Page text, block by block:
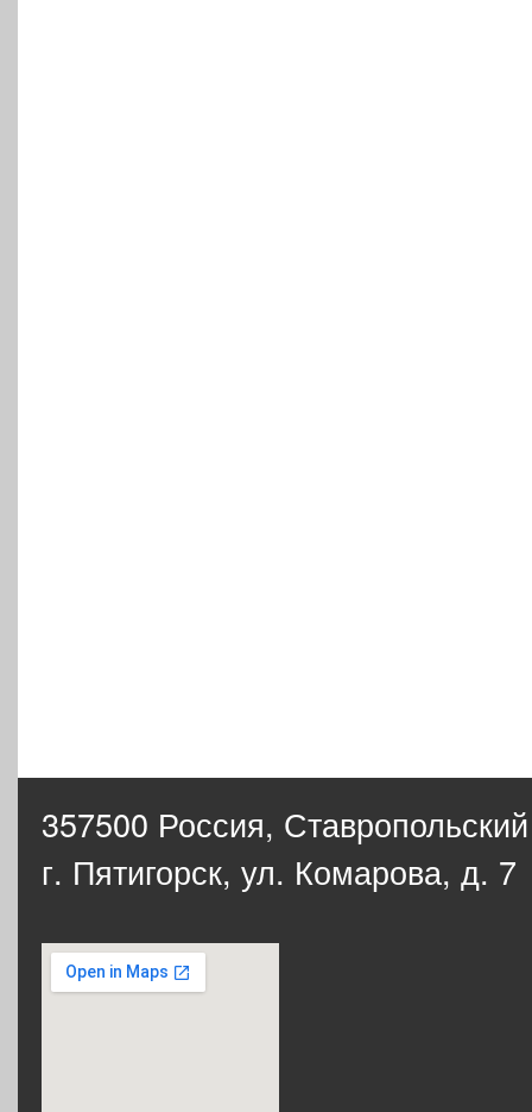
357500 Россия,
г. Пятигорск, ул. Комарова, д. 7